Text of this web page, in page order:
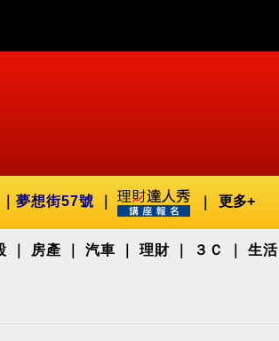
夢想街57號 更多+
房產 汽車 理財 ３Ｃ 生活